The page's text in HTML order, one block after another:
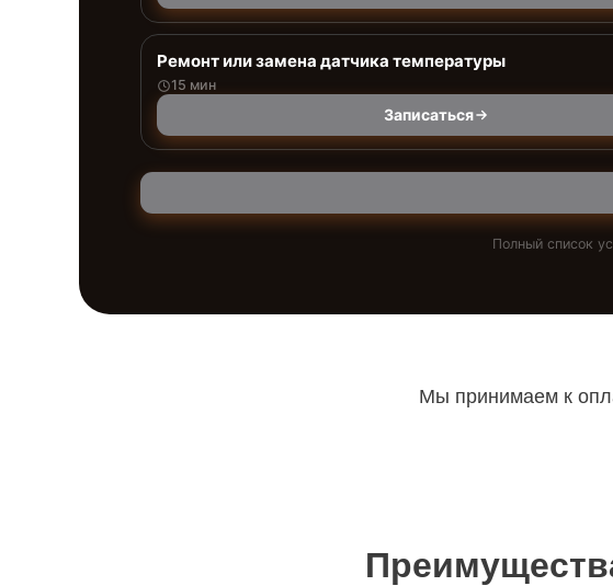
Ремонт или замена датчика температуры
15 мин
Записаться
Полный список
Мы принимаем к